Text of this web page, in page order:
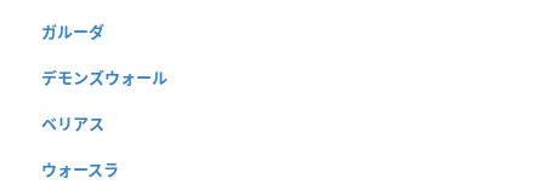
ガルーダ
デモンズウォール
ベリアス
ウォースラ